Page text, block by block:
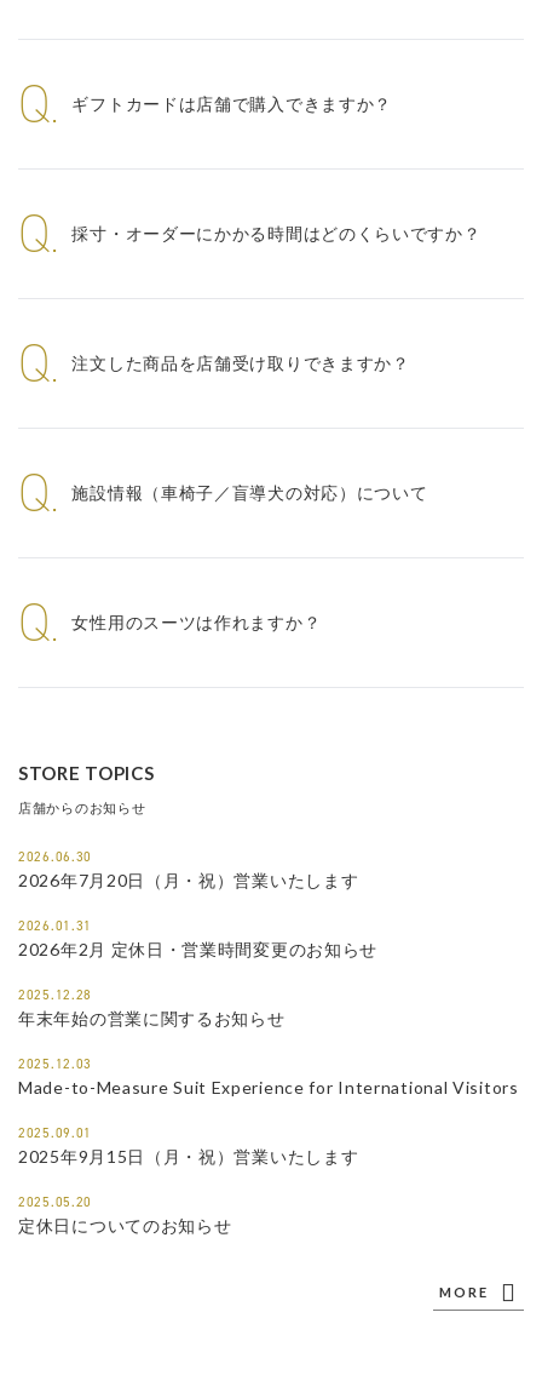
Q.
ギフトカードは店舗で購入できますか？
Q. 採寸・オーダーにかかる時間はどのくらいですか？
Q. 注文した商品を店舗受け取りできますか？
Q. 施設情報（車椅子／盲導犬の対応）について
Q. 女性用のスーツは作れますか？
STORE TOPICS
店舗からのお知らせ
2026.06.30
2026年7月20日（月・祝）営業いたします
2026.01.31
2026年2月 定休日・営業時間変更のお知らせ
2025.12.28
年末年始の営業に関するお知らせ
2025.12.03
Made-to-Measure Suit Experience for International Visitors
2025.09.01
2025年9月15日（月・祝）営業いたします
2025.05.20
定休日についてのお知らせ
MORE